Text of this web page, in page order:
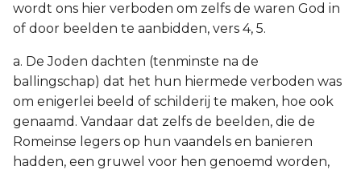
wordt ons hier verboden om zelfs de waren God in
of door beelden te aanbidden, vers 4, 5.
a. De Joden dachten (tenminste na de
ballingschap) dat het hun hiermede verboden was
om enigerlei beeld of schilderij te maken, hoe ook
genaamd. Vandaar dat zelfs de beelden, die de
Romeinse legers op hun vaandels en banieren
hadden, een gruwel voor hen genoemd worden,